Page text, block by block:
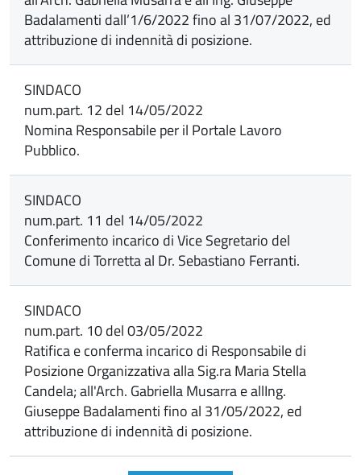
Badalamenti dall’1/6/2022 fino al 31/07/2022, ed
attribuzione di indennità di posizione.
SINDACO
num.part. 12 del 14/05/2022
Nomina Responsabile per il Portale Lavoro
Pubblico.
SINDACO
num.part. 11 del 14/05/2022
Conferimento incarico di Vice Segretario del
Comune di Torretta al Dr. Sebastiano Ferranti.
SINDACO
num.part. 10 del 03/05/2022
Ratifica e conferma incarico di Responsabile di
Posizione Organizzativa alla Sig.ra Maria Stella
Candela; all'Arch. Gabriella Musarra e allIng.
Giuseppe Badalamenti fino al 31/05/2022, ed
attribuzione di indennità di posizione.